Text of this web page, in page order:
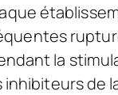
la
de